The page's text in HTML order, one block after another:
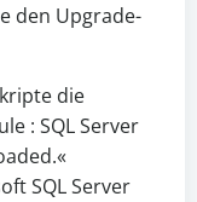
den Upgrade-
die
: SQL Server
SQL Server